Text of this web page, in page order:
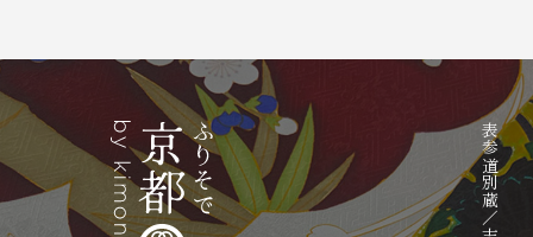
表参道別蔵／志染庵